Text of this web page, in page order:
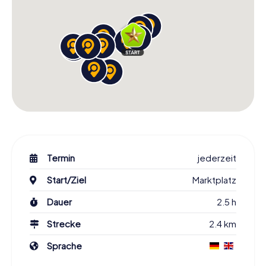
Seid ihr bereit, euch der Herausforderung zu stellen? Die
Schnitzeljagd in Greifswald bietet euch die Möglichkeit,
die Stadt auf eine interaktive und unterhaltsame Weise zu
erkunden. Mit jeder gelösten Aufgabe sammelt ihr Punkte
und könnt euch mit anderen Teams messen, die ebenfalls
die Schnitzeljagd in Greifswald absolviert haben.
Vielleicht knackt ihr sogar den Highscore und verewigt
euch in der Bestenliste!
werdet die Sehenswürdigkeiten Greifswalds nicht nur
kennenlernen, sondern auch die Geschichten und
Geheimnisse, die sie umgeben. Also schnappt euch eure
Freunde oder Familie, bildet ein Team und startet eure
eigene Schnitzeljagd in Greifswald. Ihr werdet überrascht
sein, wie viel Spaß es macht, die Stadt auf diese Weise zu
entdecken!
Bucht eure Schnitzeljagd in Greifswald und
Termin
jederzeit
Start/Ziel
Marktplatz
Dauer
2.5 h
Strecke
2.4 km
Sprache